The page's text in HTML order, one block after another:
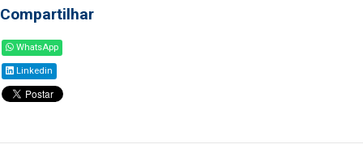
Compartilhar
WhatsApp
Linkedin